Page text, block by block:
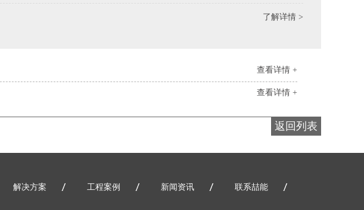
了解详情 >
查看详情 +
查看详情 +
返回列表
解决方案 工程案例 新闻资讯 联系喆能